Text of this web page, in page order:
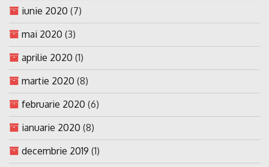
iunie 2020 (7)
mai 2020 (3)
aprilie 2020 (1)
martie 2020 (8)
februarie 2020 (6)
ianuarie 2020 (8)
decembrie 2019 (1)